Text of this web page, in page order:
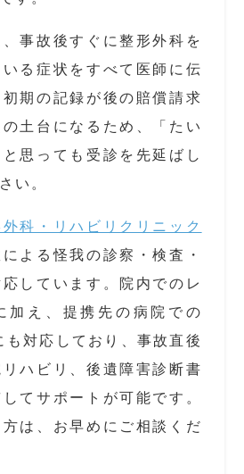
事故後すぐに整形外科を
る症状をすべて医師に伝
期の記録が後の賠償請求
土台になるため、「たい
思っても受診を先延ばし
い。
科・リハビリクリニック
よる怪我の診察・検査・
しています。院内でのレ
加え、提携先の病院での
対応しており、事故直後
ハビリ、後遺障害診断書
てサポートが可能です。
は、お早めにご相談くだ